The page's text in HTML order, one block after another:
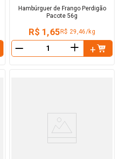
Hambúrguer de Frango Perdigão
Pacote 56g
R$ 1,65 R$ 29,46/kg
＋